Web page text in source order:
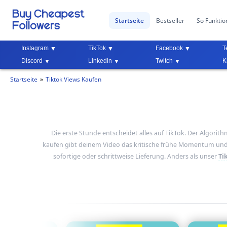
Startseite Bestseller So
Instagram TikTok Facebook
Discord
Linkedin Twitch
Startseite Tiktok Views Kaufen
Die erste Stunde entscheidet alles auf TikTok. Der
kaufen gibt deinem Video das kritische frühe Momentum
sofortige oder schrittweise Lieferung. Anders als unser